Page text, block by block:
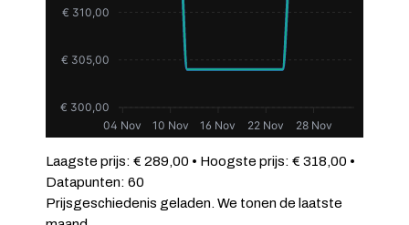
€ 310,00
€ 305,00
€ 300,00
04 Nov
10 Nov 16 Nov 22 Nov 28 Nov
Laagste prijs: € 289,00 • Hoogste prijs: € 318,00 •
Datapunten: 60
Prijsgeschiedenis geladen. We tonen de laatste